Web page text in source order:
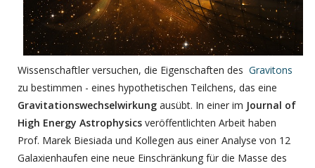
Wissenschaftler versuchen, die Eigenschaften des Gravitons
zu bestimmen - eines hypothetischen Teilchens, das eine
Gravitationswechselwirkung ausübt. In einer im Journal of
High Energy Astrophysics veröffentlichten Arbeit haben
Prof. Marek Biesiada und Kollegen aus einer Analyse von 12
Galaxienhaufen eine neue Einschränkung für die Masse des